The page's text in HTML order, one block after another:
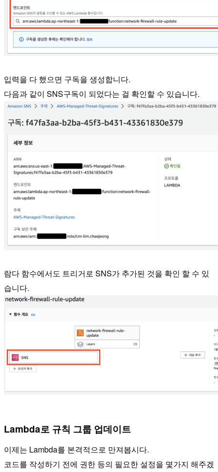
입력을 다 했으면 구독을 생성합니다.
다음과 같이 SNS구독이 되었다는 걸 확인할 수 있습니다.
람다 함수에서도 트리거로 SNS가 추가된 것을 확인 할 수 있
습니다.
Lambda로 규칙 그룹 업데이트
이제는 Lambda를 본격적으로 만져봅시다.
코드를 작성하기 전에 권한 등의 필요한 설정을 몇가지 해주겠